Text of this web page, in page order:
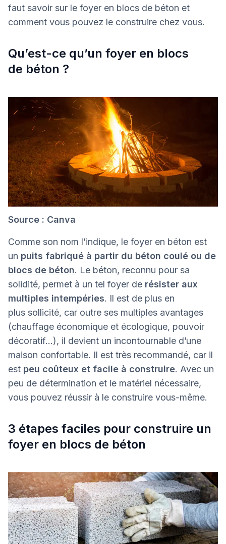
faut savoir sur le foyer en blocs de béton et
comment vous pouvez le construire chez vous.
Qu’est-ce qu’un foyer en blocs
de béton ?
Source : Canva
Comme son nom l’indique, le foyer en béton est
un puits fabriqué à partir du béton coulé ou de
blocs de béton. Le béton, reconnu pour sa
solidité, permet à un tel foyer de résister aux
multiples intempéries. Il est de plus en
plus sollicité, car outre ses multiples avantages
(chauffage économique et écologique, pouvoir
décoratif...), il devient un incontournable d’une
maison confortable. Il est très recommandé, car il
est peu coûteux et facile à construire. Avec un
peu de détermination et le matériel nécessaire,
vous pouvez réussir à le construire vous-même.
3 étapes faciles pour construire un
foyer en blocs de béton